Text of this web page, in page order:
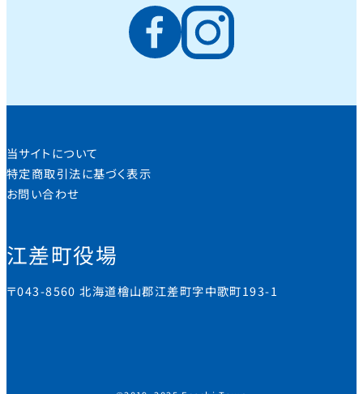
江差町役場
〒043-8560 北海道檜山郡江差町字中歌町193-1
当サイトについて
特定商取引法に基づく表示
お問い合わせ